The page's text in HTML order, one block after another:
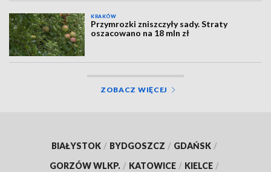
KRAKÓW
Przymrozki zniszczyły sady. Straty
oszacowano na 18 mln zł
ZOBACZ WIĘCEJ
BIAŁYSTOK / BYDGOSZCZ / GDAŃSK /
GORZÓW WLKP. / KATOWICE / KIELCE /